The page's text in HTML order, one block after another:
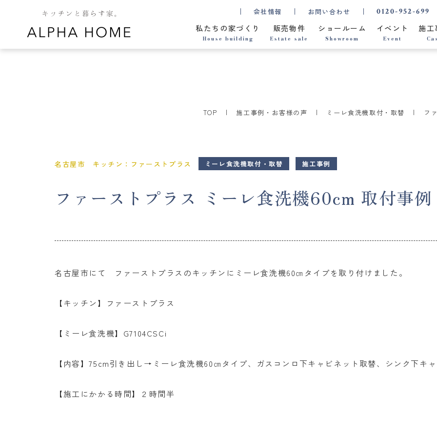
会社情報 お問い合わせ
0120-952-699
私たちの家づくり
House building
販売物件
Estate sale
ショールーム
Showroom
イベント
Event
施工
TOP 施工事例・お客様の声 ミーレ食洗機取付・取替 フ
名古屋市 キッチン：ファーストプラス ミーレ食洗機取付・取替 施工事例
ファーストプラス ミーレ食洗機60cm 取付事
名古屋市にて ファーストプラスのキッチンにミーレ食洗機60㎝タイプを取り付けました。
【キッチン】ファーストプラス
【ミーレ食洗機】G7104CSCi
【内容】75cm引き出し→ミーレ食洗機60㎝タイプ、ガスコンロ下キャビネット取替、シンク下キ
【施工にかかる時間】２時間半